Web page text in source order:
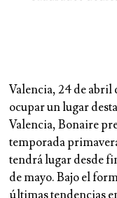
Valencia, 24 de abril
ocupar un lugar
Valencia, Bonaire
temporada
tendrá lugar desde
de mayo. Bajo el